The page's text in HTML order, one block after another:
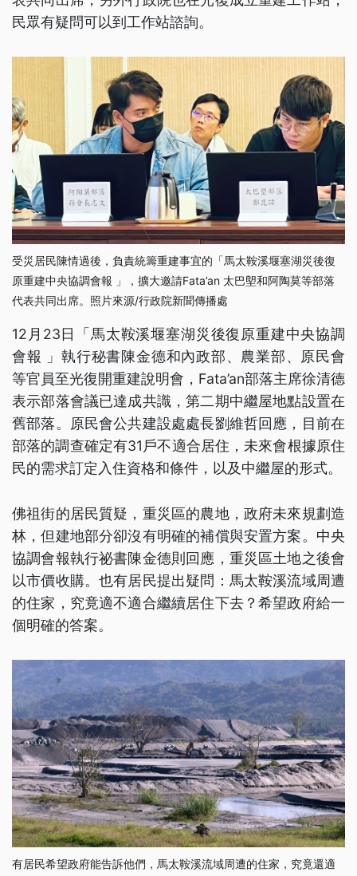
民眾有疑問可以到工作站諮詢。
受災居民陳情過後，負責統籌重建事宜的「馬太鞍溪堰塞湖災後復
原重建中央協調會報 」，擴大邀請Fata’an 太巴塱和阿陶莫等部落
代表共同出席。照片來源/行政院新聞傳播處
12月23日「馬太鞍溪堰塞湖災後復原重建中央協調
會報 」執行秘書陳金德和內政部、農業部、原民會
等官員至光復開重建說明會，Fata’an部落主席徐清德
表示部落會議已達成共識，第二期中繼屋地點設置在
舊部落。原民會公共建設處處長劉維哲回應，目前在
部落的調查確定有31戶不適合居住，未來會根據原住
民的需求訂定入住資格和條件，以及中繼屋的形式。
佛祖街的居民質疑，重災區的農地，政府未來規劃造
林，但建地部分卻沒有明確的補償與安置方案。中央
協調會報執行祕書陳金德則回應，重災區土地之後會
以市價收購。也有居民提出疑問：馬太鞍溪流域周遭
的住家，究竟適不適合繼續居住下去？希望政府給一
個明確的答案。
有居民希望政府能告訴他們，馬太鞍溪流域周遭的住家，究竟還適